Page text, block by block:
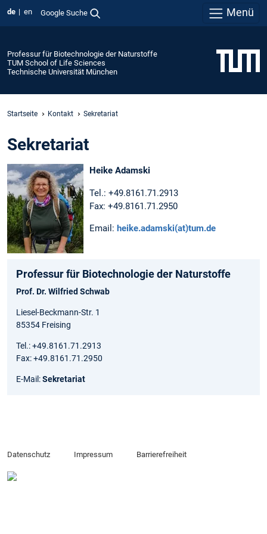
de en Google Suche Menü
Professur für Biotechnologie der Naturstoffe
TUM School of Life Sciences
Technische Universität München
Startseite Kontakt Sekretariat
Sekretariat
Heike Adamski
Tel.: +49.8161.71.2913
Fax: +49.8161.71.2950
Email: heike.adamski(at)tum.de
Professur für Biotechnologie der Naturstoffe
Prof. Dr. Wilfried Schwab
Liesel-Beckmann-Str. 1
85354 Freising
Tel.: +49.8161.71.2913
Fax: +49.8161.71.2950
E-Mail:Sekretariat
Datenschutz Impressum Barrierefreiheit